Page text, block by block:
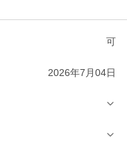
可
2026年7月04日